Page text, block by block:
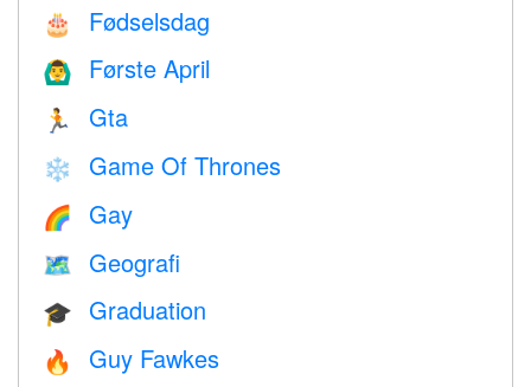
🎂 Fødselsdag
🙆‍♂️ Første April
🏃 Gta
❄️ Game Of Thrones
🌈 Gay
🗺 Geografi
🎓 Graduation
🔥 Guy Fawkes